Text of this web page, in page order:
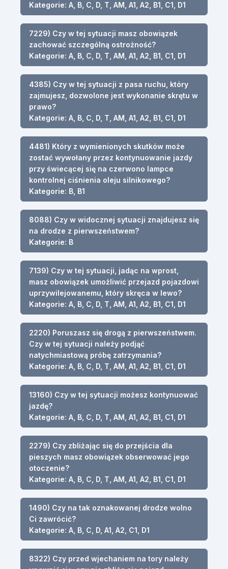
Kategorie: A, B, C, D, T, AM, A1, A2, B1, C1, D1
7229) Czy w tej sytuacji masz obowiązek
zachować szczególną ostrożność?
Kategorie: A, B, C, D, T, AM, A1, A2, B1, C1, D1
4385) Czy w tej sytuacji z pasa ruchu, który
zajmujesz, dozwolone jest wykonanie skrętu w
prawo?
Kategorie: A, B, C, D, T, AM, A1, A2, B1, C1, D1
4481) Który z wymienionych skutków może
zostać wywołany przez kontynuowanie jazdy
przy świecącej się na czerwono lampce
kontrolnej ciśnienia oleju silnikowego?
Kategorie: B, B1
8088) Czy w widocznej sytuacji znajdujesz się
na drodze z pierwszeństwem?
Kategorie: B
7139) Czy w tej sytuacji, jadąc na wprost,
masz obowiązek umożliwić przejazd pojazdowi
uprzywilejowanemu, który skręca w lewo?
Kategorie: A, B, C, D, T, AM, A1, A2, B1, C1, D1
2220) Poruszasz się drogą z pierwszeństwem.
Czy w tej sytuacji należy podjąć
natychmiastową próbę zatrzymania?
Kategorie: A, B, C, D, T, AM, A1, A2, B1, C1, D1
13160) Czy w tej sytuacji możesz kontynuować
jazdę?
Kategorie: A, B, C, D, T, AM, A1, A2, B1, C1, D1
2279) Czy zbliżając się do przejścia dla
pieszych masz obowiązek obserwować jego
otoczenie?
Kategorie: A, B, C, D, T, AM, A1, A2, B1, C1, D1
1490) Czy na tak oznakowanej drodze wolno
Ci zawrócić?
Kategorie: A, B, C, D, A1, A2, C1, D1
8322) Czy przed wjechaniem na tory należy